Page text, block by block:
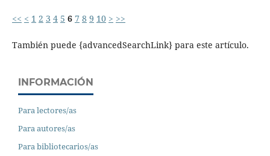
<< < 1 2 3 4 5 6 7 8 9 10 > >>
También puede {advancedSearchLink} para este artículo.
INFORMACIÓN
Para lectores/as
Para autores/as
Para bibliotecarios/as